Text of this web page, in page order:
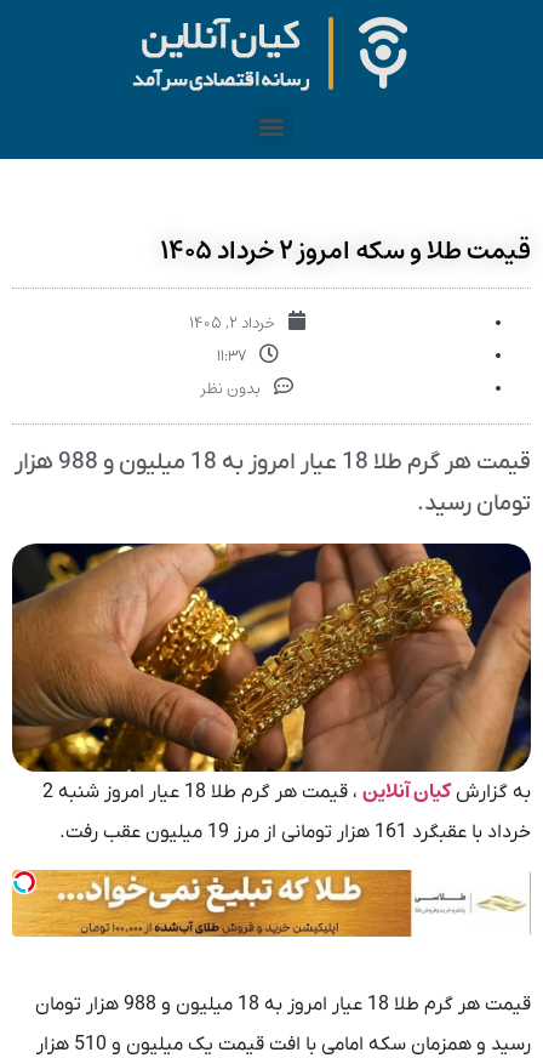
قیمت طلا و سکه امروز ۲ خرداد ۱۴۰۵
خرداد ۲, ۱۴۰۵
۱۱:۳۷
بدون نظر
قیمت هر گرم طلا 18 عیار امروز به 18 میلیون و 988 هزار
تومان رسید.
به گزارشکیان آنلاین
، قیمت هر گرم طلا 18 عیار امروز شنبه 2
خرداد با عقبگرد 161 هزار تومانی از مرز 19 میلیون عقب رفت.
قیمت هر گرم طلا 18 عیار امروز به 18 میلیون و 988 هزار تومان
رسید و همزمان سکه امامی با افت قیمت یک میلیون و 510 هزار